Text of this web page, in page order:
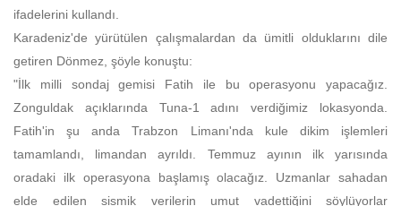
ifadelerini kullandı.
Karadeniz'de yürütülen çalışmalardan da ümitli olduklarını dile
getiren Dönmez, şöyle konuştu:
"İlk milli sondaj gemisi Fatih ile bu operasyonu yapacağız.
Zonguldak açıklarında Tuna-1 adını verdiğimiz lokasyonda.
Fatih'in şu anda Trabzon Limanı'nda kule dikim işlemleri
tamamlandı, limandan ayrıldı. Temmuz ayının ilk yarısında
oradaki ilk operasyona başlamış olacağız. Uzmanlar sahadan
elde edilen sismik verilerin umut vadettiğini söylüyorlar